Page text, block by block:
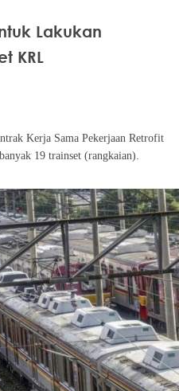
Lakukan
KRL
Kerja Sama Pekerjaan Retrofit
19 trainset (rangkaian).